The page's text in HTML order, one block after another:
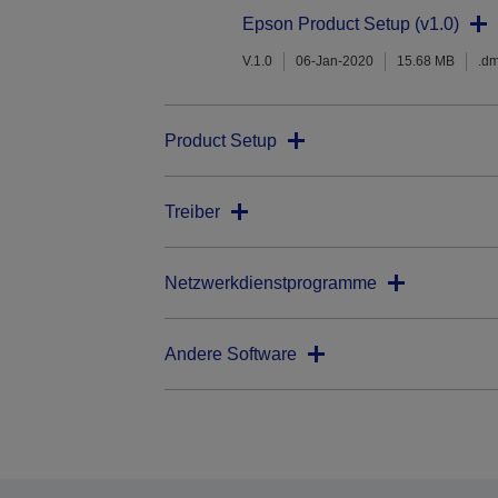
Epson Product Setup (v1.0)
V.1.0 06-Jan-2020 15.68 MB
Product Setup
Treiber
Netzwerkdienstprogramme
Andere Software